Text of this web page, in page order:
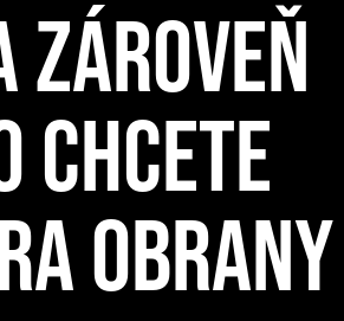
ZÁROVEŇ
CHCETE
OBRANY